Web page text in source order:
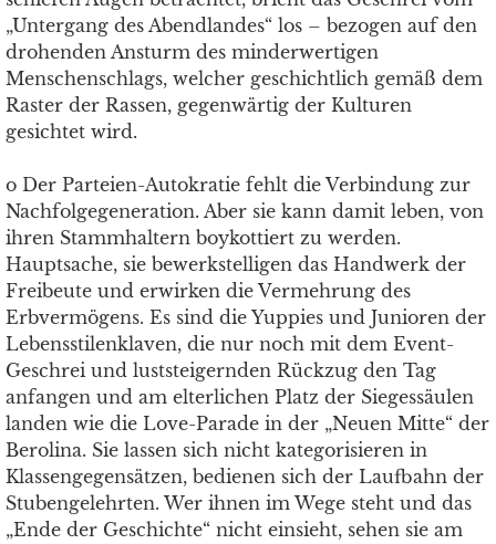
„Untergang des Abendlandes“ los – bezogen auf den
drohenden Ansturm des minderwertigen
Menschenschlags, welcher geschichtlich gemäß dem
Raster der Rassen, gegenwärtig der Kulturen
gesichtet wird.
o Der Parteien-Autokratie fehlt die Verbindung zur
Nachfolgegeneration. Aber sie kann damit leben, von
ihren Stammhaltern boykottiert zu werden.
Hauptsache, sie bewerkstelligen das Handwerk der
Freibeute und erwirken die Vermehrung des
Erbvermögens. Es sind die Yuppies und Junioren der
Lebensstilenklaven, die nur noch mit dem Event-
Geschrei und luststeigernden Rückzug den Tag
anfangen und am elterlichen Platz der Siegessäulen
landen wie die Love-Parade in der „Neuen Mitte“ der
Berolina. Sie lassen sich nicht kategorisieren in
Klassengegensätzen, bedienen sich der Laufbahn der
Stubengelehrten. Wer ihnen im Wege steht und das
„Ende der Geschichte“ nicht einsieht, sehen sie am